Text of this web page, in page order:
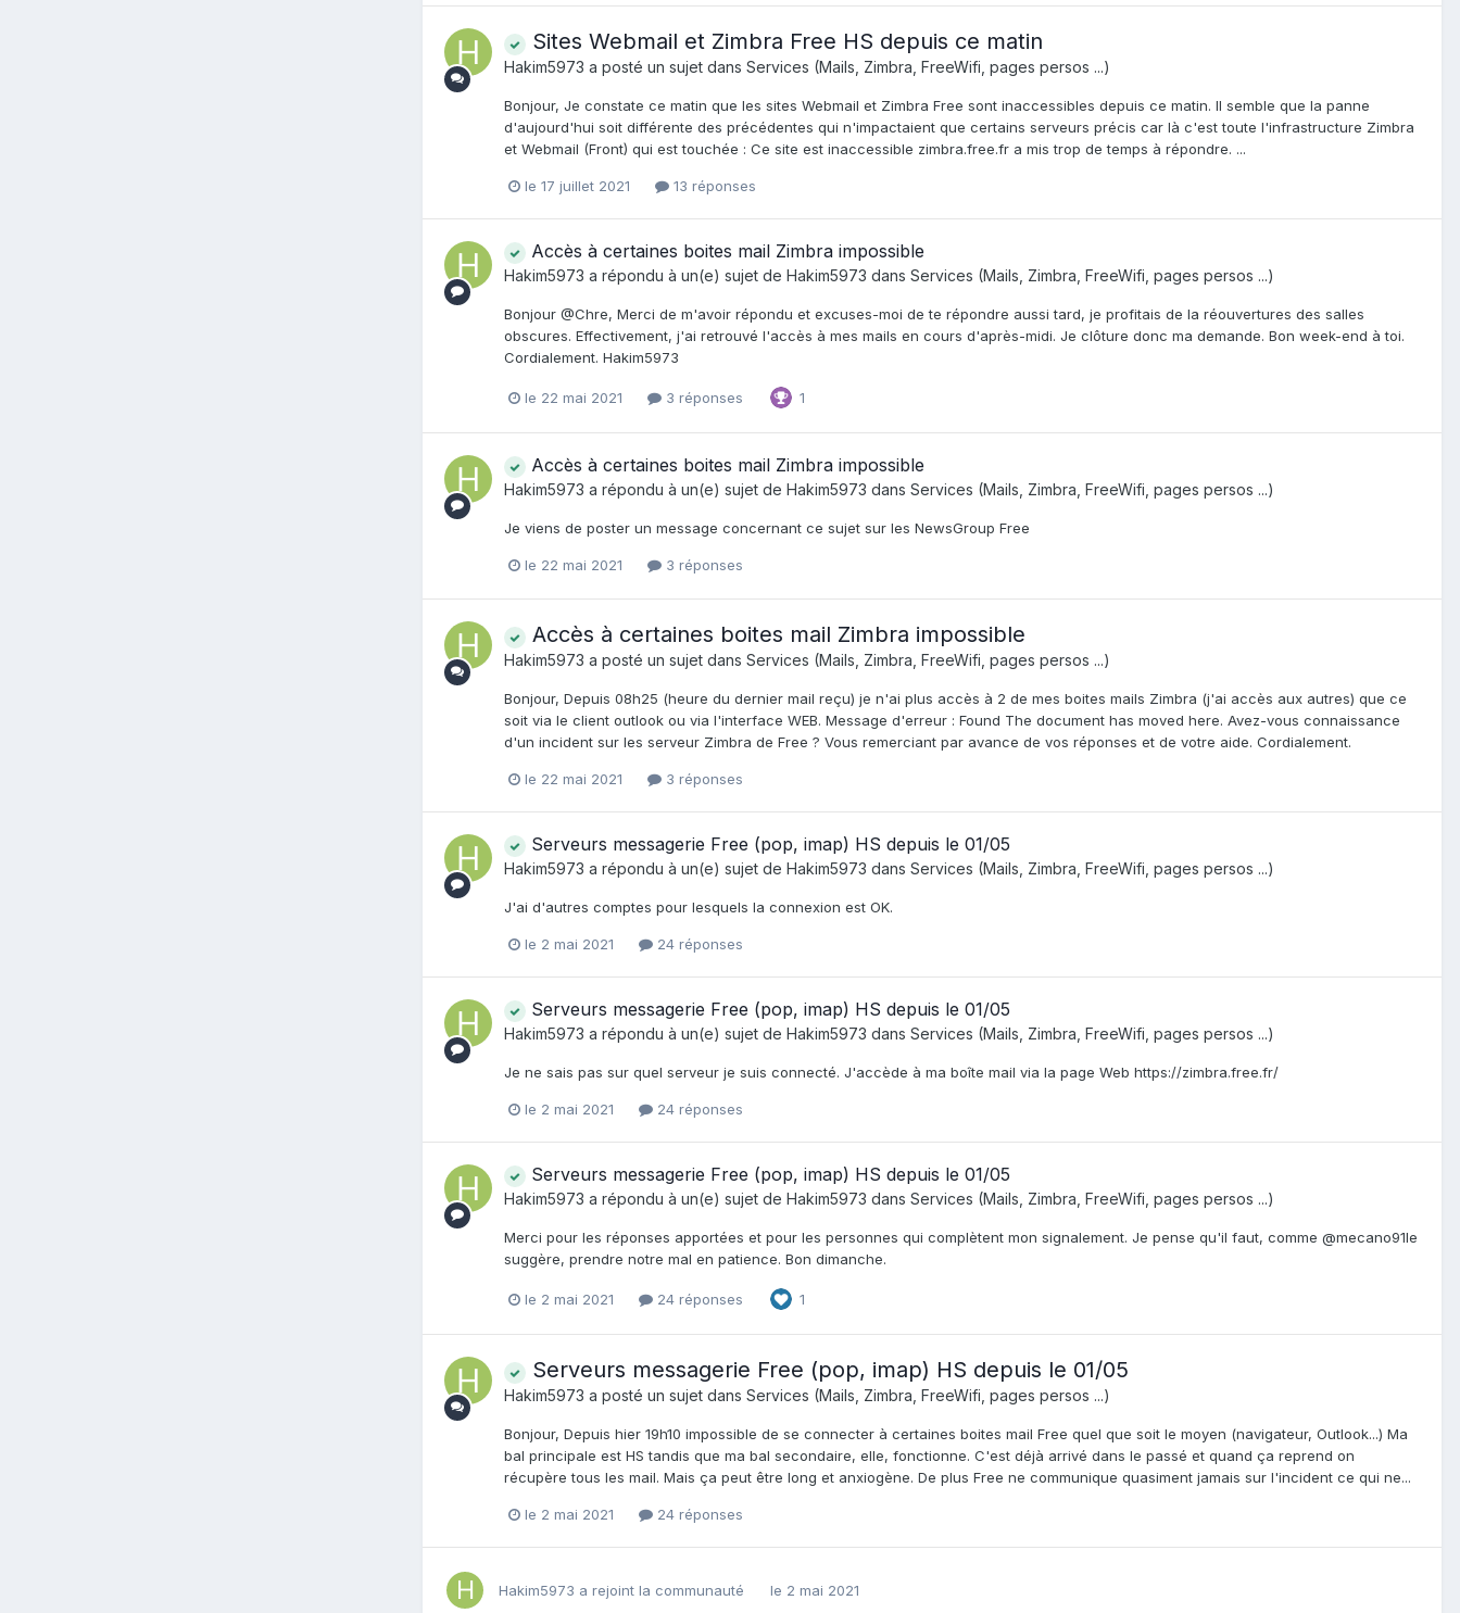
Sites Webmail et Zimbra Free HS depuis ce matin
Hakim5973 a posté un sujet dans Services (Mails, Zimbra, FreeWifi, pages persos ...)
Bonjour, Je constate ce matin que les sites Webmail et Zimbra Free sont inaccessibles depuis ce matin. Il semble que la panne
d'aujourd'hui soit différente des précédentes qui n'impactaient que certains serveurs précis car là c'est toute l'infrastructure Zimbra
et Webmail (Front) qui est touchée : Ce site est inaccessible zimbra.free.fr a mis trop de temps à répondre. ...
le 17 juillet 2021 13 réponses
Accès à certaines boites mail Zimbra impossible
Hakim5973 a répondu à un(e) sujet de Hakim5973 dans Services (Mails, Zimbra, FreeWifi, pages persos ...)
Bonjour @Chre, Merci de m'avoir répondu et excuses-moi de te répondre aussi tard, je profitais de la réouvertures des salles
obscures. Effectivement, j'ai retrouvé l'accès à mes mails en cours d'après-midi. Je clôture donc ma demande. Bon week-end à toi.
Cordialement. Hakim5973
le 22 mai 2021 3 réponses 1
Accès à certaines boites mail Zimbra impossible
Hakim5973 a répondu à un(e) sujet de Hakim5973 dans Services (Mails, Zimbra, FreeWifi, pages persos ...)
Je viens de poster un message concernant ce sujet sur les NewsGroup Free
le 22 mai 2021 3 réponses
Accès à certaines boites mail Zimbra impossible
Hakim5973 a posté un sujet dans Services (Mails, Zimbra, FreeWifi, pages persos ...)
Bonjour, Depuis 08h25 (heure du dernier mail reçu) je n'ai plus accès à 2 de mes boites mails Zimbra (j'ai accès aux autres) que ce
soit via le client outlook ou via l'interface WEB. Message d'erreur : Found The document has moved here. Avez-vous connaissance
d'un incident sur les serveur Zimbra de Free ? Vous remerciant par avance de vos réponses et de votre aide. Cordialement.
le 22 mai 2021 3 réponses
Serveurs messagerie Free (pop, imap) HS depuis le 01/05
Hakim5973 a répondu à un(e) sujet de Hakim5973 dans Services (Mails, Zimbra, FreeWifi, pages persos ...)
J'ai d'autres comptes pour lesquels la connexion est OK.
le 2 mai 2021 24 réponses
Serveurs messagerie Free (pop, imap) HS depuis le 01/05
Hakim5973 a répondu à un(e) sujet de Hakim5973 dans Services (Mails, Zimbra, FreeWifi, pages persos ...)
Je ne sais pas sur quel serveur je suis connecté. J'accède à ma boîte mail via la page Web https://zimbra.free.fr/
le 2 mai 2021 24 réponses
Serveurs messagerie Free (pop, imap) HS depuis le 01/05
Hakim5973 a répondu à un(e) sujet de Hakim5973 dans Services (Mails, Zimbra, FreeWifi, pages persos ...)
Merci pour les réponses apportées et pour les personnes qui complètent mon signalement. Je pense qu'il faut, comme @mecano91le
suggère, prendre notre mal en patience. Bon dimanche.
le 2 mai 2021 24 réponses 1
Serveurs messagerie Free (pop, imap) HS depuis le 01/05
Hakim5973 a posté un sujet dans Services (Mails, Zimbra, FreeWifi, pages persos ...)
Bonjour, Depuis hier 19h10 impossible de se connecter à certaines boites mail Free quel que soit le moyen (navigateur, Outlook...) Ma
bal principale est HS tandis que ma bal secondaire, elle, fonctionne. C'est déjà arrivé dans le passé et quand ça reprend on
récupère tous les mail. Mais ça peut être long et anxiogène. De plus Free ne communique quasiment jamais sur l'incident ce qui ne...
le 2 mai 2021 24 réponses
Hakim5973 a rejoint la communauté le 2 mai 2021